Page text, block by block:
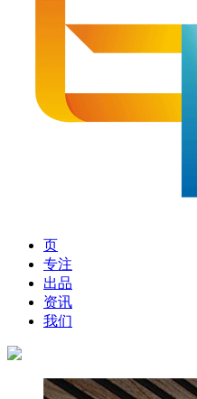
页
专注
出品
资讯
我们